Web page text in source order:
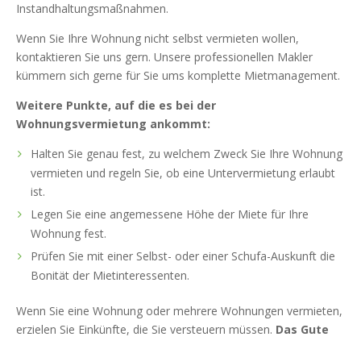
Instandhaltungsmaßnahmen.
Wenn Sie Ihre Wohnung nicht selbst vermieten wollen,
kontaktieren Sie uns gern. Unsere professionellen Makler
kümmern sich gerne für Sie ums komplette Mietmanagement.
Weitere Punkte, auf die es bei der
Wohnungsvermietung ankommt:
Halten Sie genau fest, zu welchem Zweck Sie Ihre Wohnung
vermieten und regeln Sie, ob eine Untervermietung erlaubt
ist.
Legen Sie eine angemessene Höhe der Miete für Ihre
Wohnung fest.
Prüfen Sie mit einer Selbst- oder einer Schufa-Auskunft die
Bonität der Mietinteressenten.
Wenn Sie eine Wohnung oder mehrere Wohnungen vermieten,
erzielen Sie Einkünfte, die Sie versteuern müssen. Das Gute